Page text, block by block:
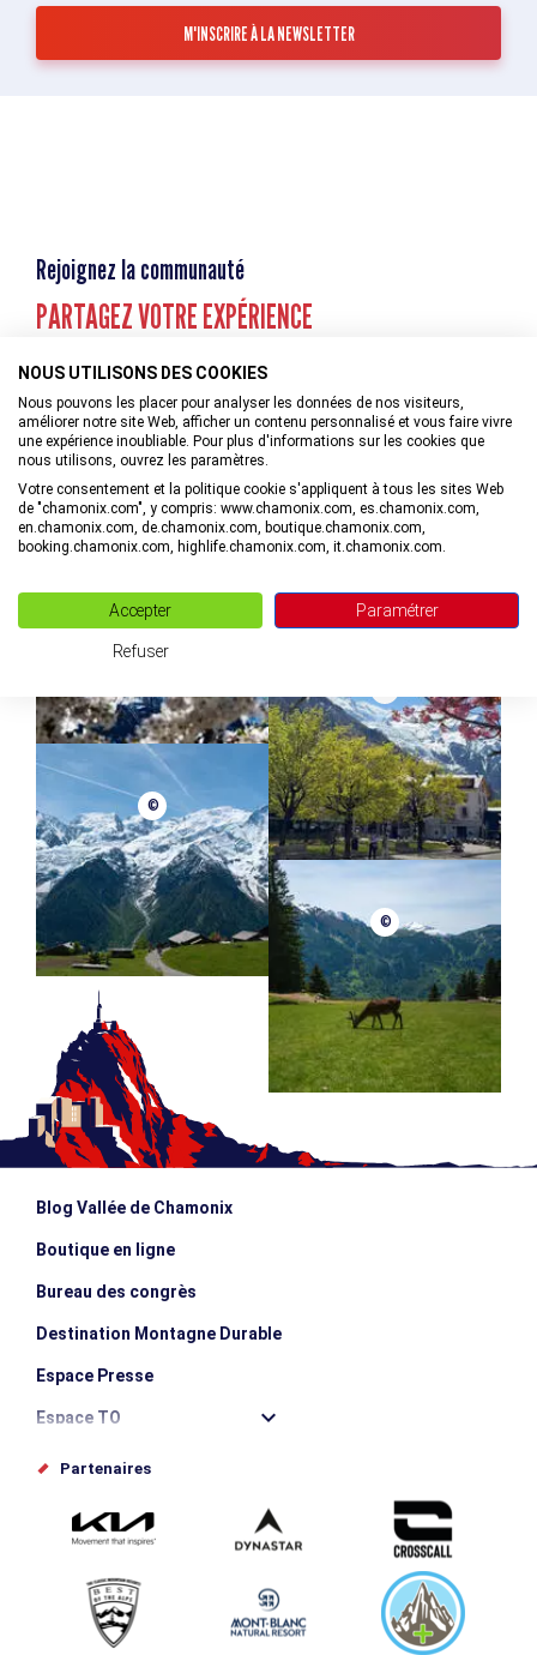
Rejoignez la communauté
PARTAGEZ VOTRE EXPÉRIENCE
©
©
Blog Vallée de Chamonix
Boutique en ligne
Bureau des congrès
Destination Montagne Durable
Espace Presse
Espace TO
Offices de tourisme
Proposez votre évènement
Service groupes et séminaires
Téléchargements
Partenaires
NOUS UTILISONS DES COOKIES
Nous pouvons les placer pour analyser les données de nos visiteurs,
améliorer notre site Web, afficher un contenu personnalisé et vous faire vivre
une expérience inoubliable. Pour plus d'informations sur les cookies que
nous utilisons, ouvrez les paramètres.
Votre consentement et la politique cookie s'appliquent à tous les sites Web
de "chamonix.com", y compris: www.chamonix.com, es.chamonix.com,
en.chamonix.com, de.chamonix.com, boutique.chamonix.com,
booking.chamonix.com, highlife.chamonix.com, it.chamonix.com.
Accepter Paramétrer
Refuser